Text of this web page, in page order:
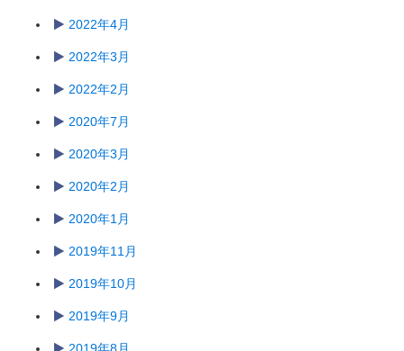
2022年4月
2022年3月
2022年2月
2020年7月
2020年3月
2020年2月
2020年1月
2019年11月
2019年10月
2019年9月